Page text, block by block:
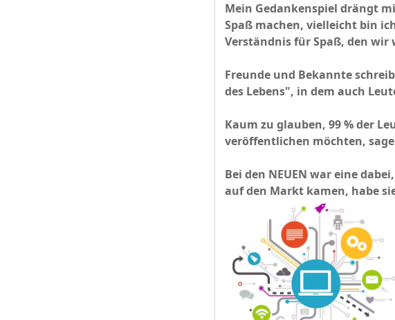
Mein Gedankenspiel drängt
Spaß machen, vielleicht bin
Verständnis für Spaß, den wir
Freunde und Bekannte
des Lebens", in dem auch
Kaum zu glauben, 99 % der
veröffentlichen möchten,
Bei den NEUEN war eine
auf den Markt kamen, habe